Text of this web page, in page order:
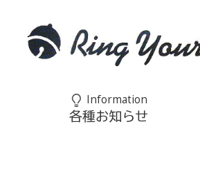
Information
各種お知らせ